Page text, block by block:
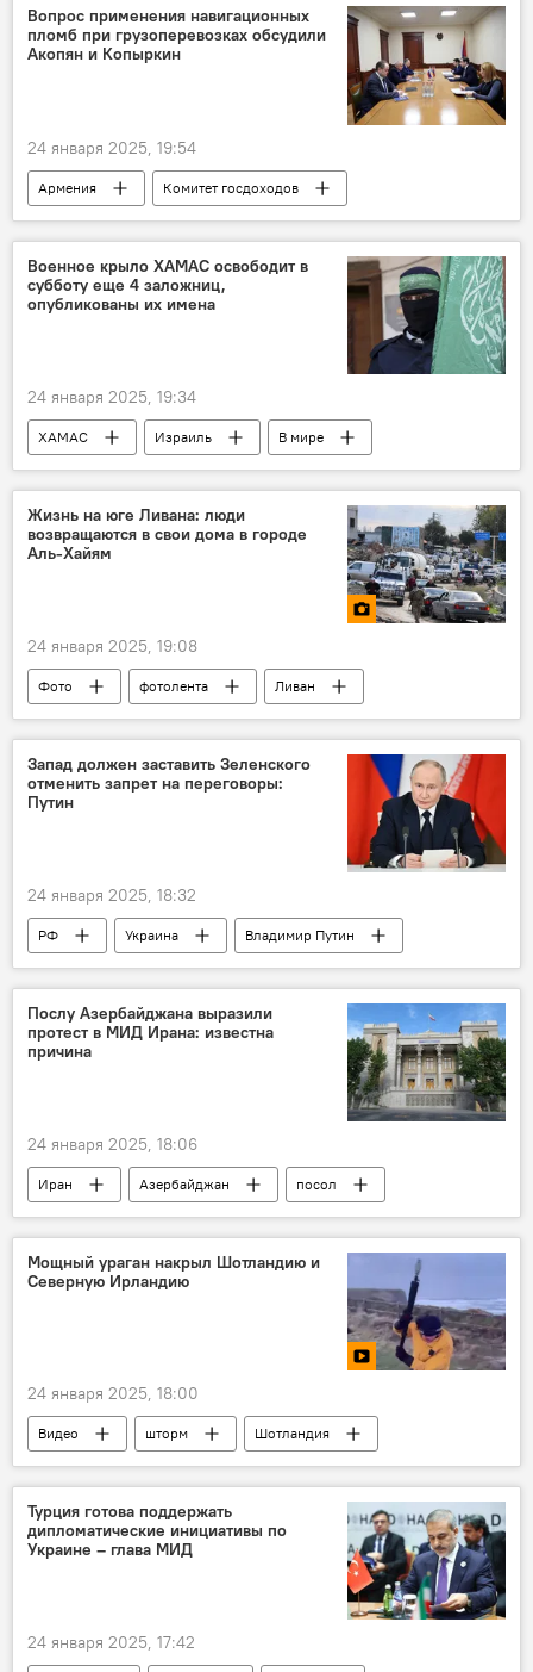
Политика Ашот Пашинян
адвокат
семья
пленный
Вопрос применения навигационных
пломб при грузоперевозках обсудили
Акопян и Копыркин
24 января 2025, 19:54
Армения
Комитет госдоходов
автомобиль
перевозки
Военное крыло ХАМАС освободит в
субботу еще 4 заложниц,
опубликованы их имена
24 января 2025, 19:34
ХАМАС Израиль В мире
Жизнь на юге Ливана: люди
возвращаются в свои дома в городе
Аль-Хайям
24 января 2025, 19:08
Фото фотолента Ливан
Запад должен заставить Зеленского
отменить запрет на переговоры:
Путин
24 января 2025, 18:32
РФ Украина
Владимир Путин
переговоры
Послу Азербайджана выразили
протест в МИД Ирана: известна
причина
24 января 2025, 18:06
Иран Азербайджан
посол
протест
В мире
Мощный ураган накрыл Шотландию и
Северную Ирландию
24 января 2025, 18:00
Видео шторм
Шотландия
Ирландия
Турция готова поддержать
дипломатические инициативы по
Украине – глава МИД
24 января 2025, 17:42